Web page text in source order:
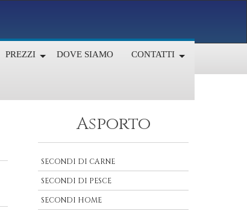
PREZZI DOVE SIAMO CONTATTI
Asporto
SECONDI DI CARNE
SECONDI DI PESCE
SECONDI HOME